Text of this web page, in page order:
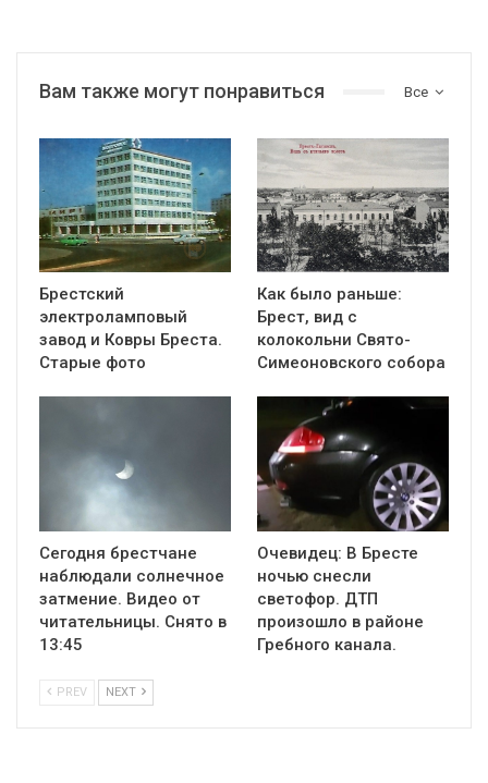
Все
Вам также могут понравиться
Брестский
электроламповый
завод и Ковры Бреста.
Старые фото
Как было раньше:
Брест, вид с
колокольни Cвято-
Симеоновского собора
Сегодня брестчане
наблюдали солнечное
затмение. Видео от
читательницы. Снято в
13:45
Очевидец: В Бресте
ночью снесли
светофор. ДТП
произошло в районе
Гребного канала.
PREV NEXT